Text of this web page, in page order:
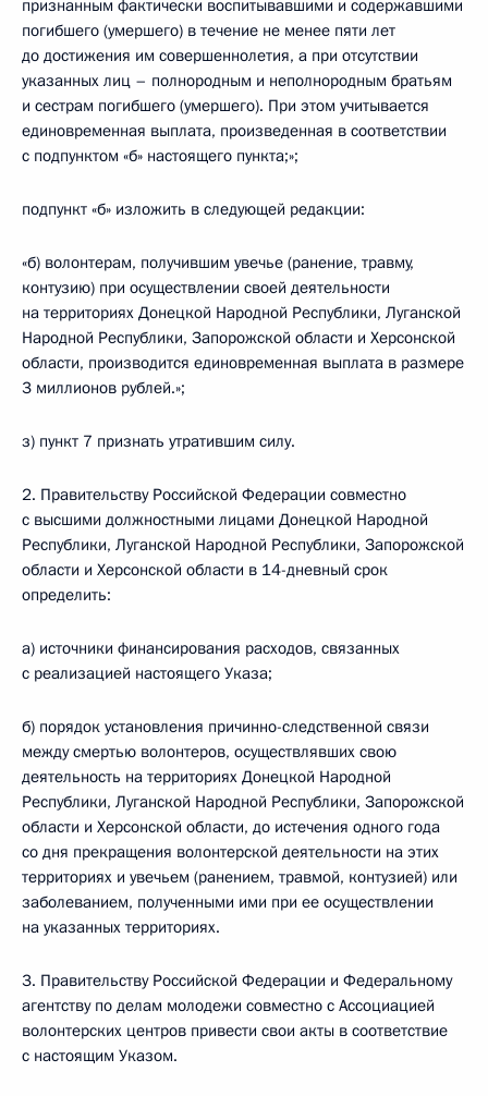
признанным фактически воспитывавшими и содержавшими
погибшего (умершего) в течение не менее пяти лет
до достижения им совершеннолетия, а при отсутствии
указанных лиц – полнородным и неполнородным братьям
и сестрам погибшего (умершего). При этом учитывается
единовременная выплата, произведенная в соответствии
с подпунктом «б» настоящего пункта;»;
подпункт «б» изложить в следующей редакции:
«б) волонтерам, получившим увечье (ранение, травму,
контузию) при осуществлении своей деятельности
на территориях Донецкой Народной Республики, Луганской
Народной Республики, Запорожской области и Херсонской
области, производится единовременная выплата в размере
3 миллионов рублей.»;
з) пункт 7 признать утратившим силу.
2. Правительству Российской Федерации совместно
с высшими должностными лицами Донецкой Народной
Республики, Луганской Народной Республики, Запорожской
области и Херсонской области в 14-дневный срок
определить:
а) источники финансирования расходов, связанных
с реализацией настоящего Указа;
б) порядок установления причинно-следственной связи
между смертью волонтеров, осуществлявших свою
деятельность на территориях Донецкой Народной
Республики, Луганской Народной Республики, Запорожской
области и Херсонской области, до истечения одного года
со дня прекращения волонтерской деятельности на этих
территориях и увечьем (ранением, травмой, контузией) или
заболеванием, полученными ими при ее осуществлении
на указанных территориях.
3. Правительству Российской Федерации и Федеральному
агентству по делам молодежи совместно с Ассоциацией
волонтерских центров привести свои акты в соответствие
с настоящим Указом.